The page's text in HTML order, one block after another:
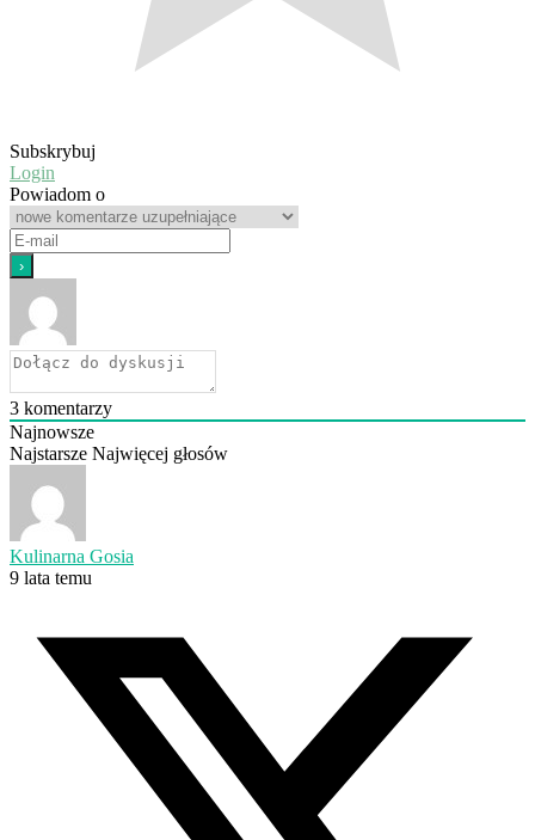
Subskrybuj
Login
Powiadom o
3 komentarzy
Najnowsze
Najstarsze Najwięcej głosów
Kulinarna Gosia
9 lata temu